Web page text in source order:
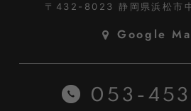
〒432-8023静岡県浜松市
Google
053-